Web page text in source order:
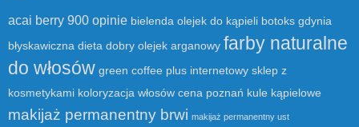
acai berry 900 opinie bielenda olejek do kąpieli botoks gdynia
błyskawiczna dieta dobry olejek arganowy farby naturalne
do włosów green coffee plus internetowy sklep z
kosmetykami koloryzacja włosów cena poznań kule kąpielowe
makijaż permanentny brwi makijaż permanentny ust